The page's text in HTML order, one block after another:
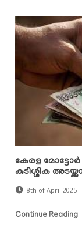
കേരള
കുടിശ്ശിക
8th of April 2025
Continue Reading